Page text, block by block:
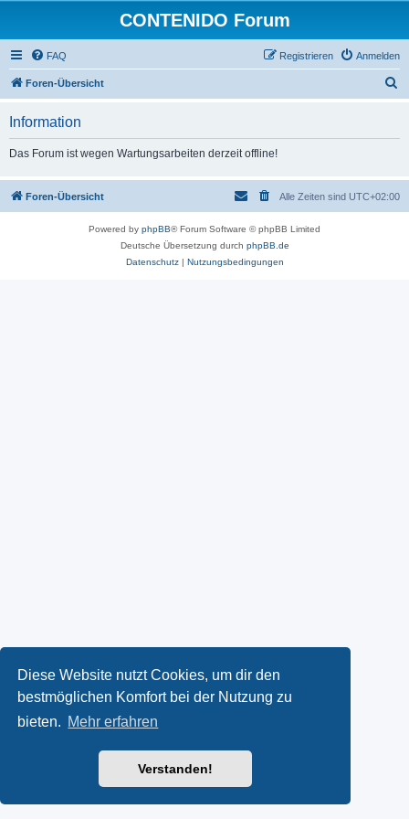
Diese Website nutzt Cookies, um dir den
bestmöglichen Komfort bei der Nutzung zu
bieten. Mehr erfahren
Verstanden!
CONTENIDO Forum
FAQ Anmelden
Registrieren
Foren-Übersicht
Information
Das Forum ist wegen Wartungsarbeiten derzeit offline!
Foren-Übersicht Alle Zeiten sind UTC+02:00
Powered by phpBB® Forum Software © phpBB Limited
Deutsche Übersetzung durch phpBB.de
Datenschutz| Nutzungsbedingungen